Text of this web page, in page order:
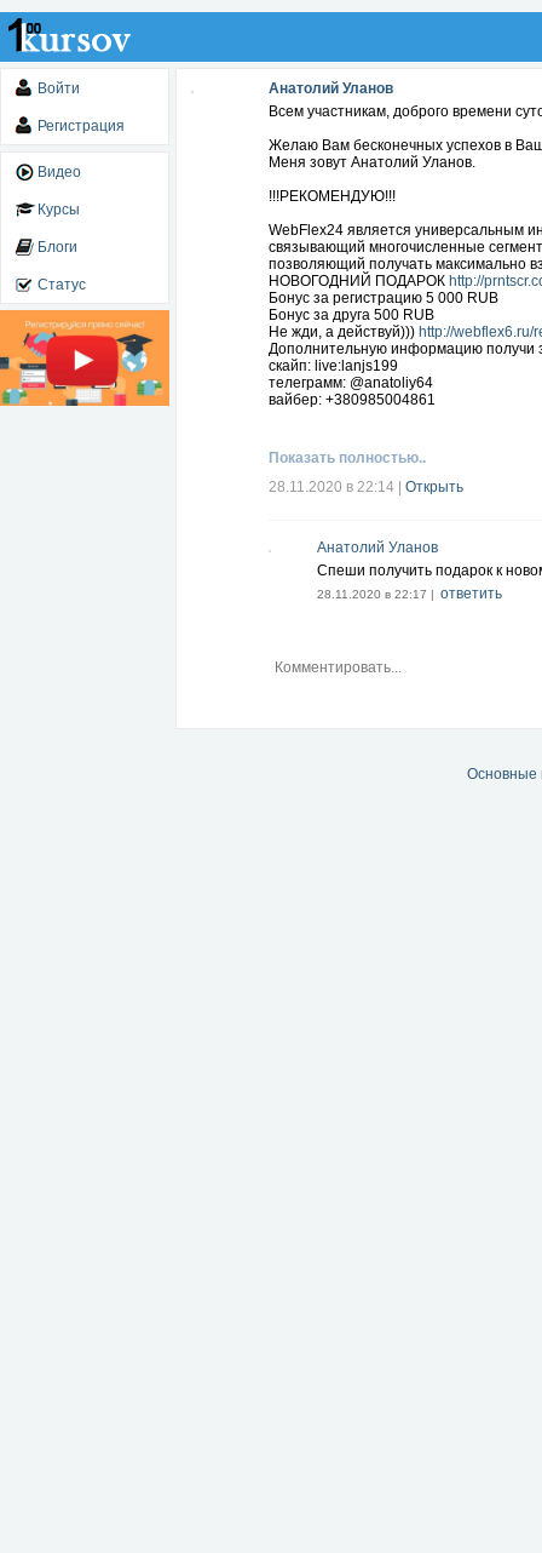
Войти
Регистрация
Видео
Курсы
Блоги
Статус
Анатолий Уланов
Всем участникам, доброго времени
Желаю Вам бесконечных успехов в
Меня зовут Анатолий Уланов.
!!!РЕКОМЕНДУЮ!!!
WebFlex24 является универсальным
связывающий многочисленные
позволяющий получать максимально
НОВОГОДНИЙ ПОДАРОК http://
Бонус за регистрацию 5 000 RUB
Бонус за друга 500 RUB
Не жди, а действуй))) http://webflex6.ru/
Дополнительную информацию получи
скайп: live:lanjs199
телеграмм: @anatoliy64
вайбер: +380985004861
Показать полностью..
28.11.2020 в 22:14
Открыть
Анатолий Уланов
Спеши получить подарок к
28.11.2020 в 22:17 | ответить
Основные